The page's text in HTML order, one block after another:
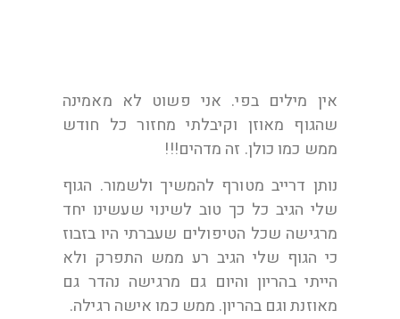
אין מילים בפי. אני פשוט לא מאמינה
שהגוף מאוזן וקיבלתי מחזור כל חודש
ממש כמו כולן. זה מדהים!!!
נותן דרייב מטורף להמשיך ולשמור. הגוף
שלי הגיב כל כך טוב לשינוי שעשינו יחד
מרגישה שכל הטיפולים שעברתי היו בזבוז
כי הגוף שלי הגיב רע ממש התפרק ולא
הייתי בהריון והיום גם מרגישה נהדר גם
מאוזנת וגם בהריון. ממש כמו אישה רגילה.